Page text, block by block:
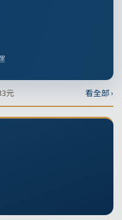
元 看全部 ›